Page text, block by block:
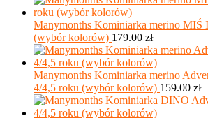
Manymonths Kominiarka merino MIŚ
(wybór kolorów) 179.00 zł
Manymonths Kominiarka merino
4/4,5 roku (wybór kolorów) 159.00 zł